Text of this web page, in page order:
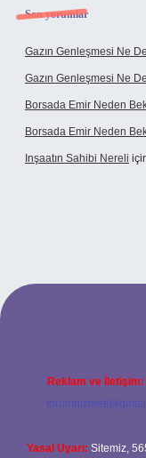
Son yorumlar
Gazın Genleşmesi Ne
Gazın Genleşmesi Ne
Borsada Emir Neden
Borsada Emir Neden
Inşaatın Sahibi Nereli
Reklam ve İletişim:
Yasal Uyarı: Sitemiz,